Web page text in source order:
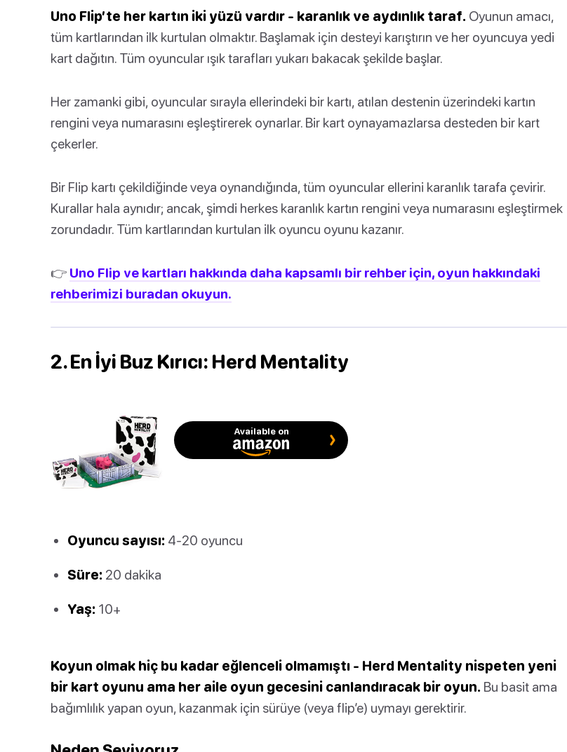
Uno Flip’te her kartın iki yüzü vardır - karanlık ve aydınlık taraf. Oyunun amacı,
tüm kartlarından ilk kurtulan olmaktır. Başlamak için desteyi karıştırın ve her oyuncuya yedi
kart dağıtın. Tüm oyuncular ışık tarafları yukarı bakacak şekilde başlar.
Her zamanki gibi, oyuncular sırayla ellerindeki bir kartı, atılan destenin üzerindeki kartın
rengini veya numarasını eşleştirerek oynarlar. Bir kart oynayamazlarsa desteden bir kart
çekerler.
Bir Flip kartı çekildiğinde veya oynandığında, tüm oyuncular ellerini karanlık tarafa çevirir.
Kurallar hala aynıdır; ancak, şimdi herkes karanlık kartın rengini veya numarasını eşleştirmek
zorundadır. Tüm kartlarından kurtulan ilk oyuncu oyunu kazanır.
👉 Uno Flip ve kartları hakkında daha kapsamlı bir rehber için, oyun hakkındaki
rehberimizi buradan okuyun.
2. En İyi Buz Kırıcı: Herd Mentality
Available on
Oyuncu sayısı: 4-20 oyuncu
Süre: 20 dakika
Yaş: 10+
Koyun olmak hiç bu kadar eğlenceli olmamıştı - Herd Mentality nispeten yeni
bir kart oyunu ama her aile oyun gecesini canlandıracak bir oyun. Bu basit ama
bağımlılık yapan oyun, kazanmak için sürüye (veya flip’e) uymayı gerektirir.